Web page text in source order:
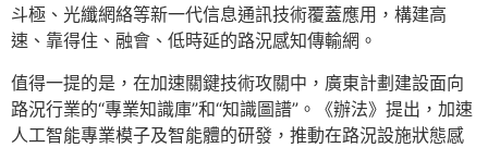
斗極、光纖網絡等新一代信息通訊技術覆蓋應用，構建高
速、靠得住、融會、低時延的路況感知傳輸網。
值得一提的是，在加速關鍵技術攻關中，廣東計劃建設面向
路況行業的“專業知識庫”和“知識圖譜”。《辦法》提出，加速
人工智能專業模子及智能體的研發，推動在路況設施狀態感